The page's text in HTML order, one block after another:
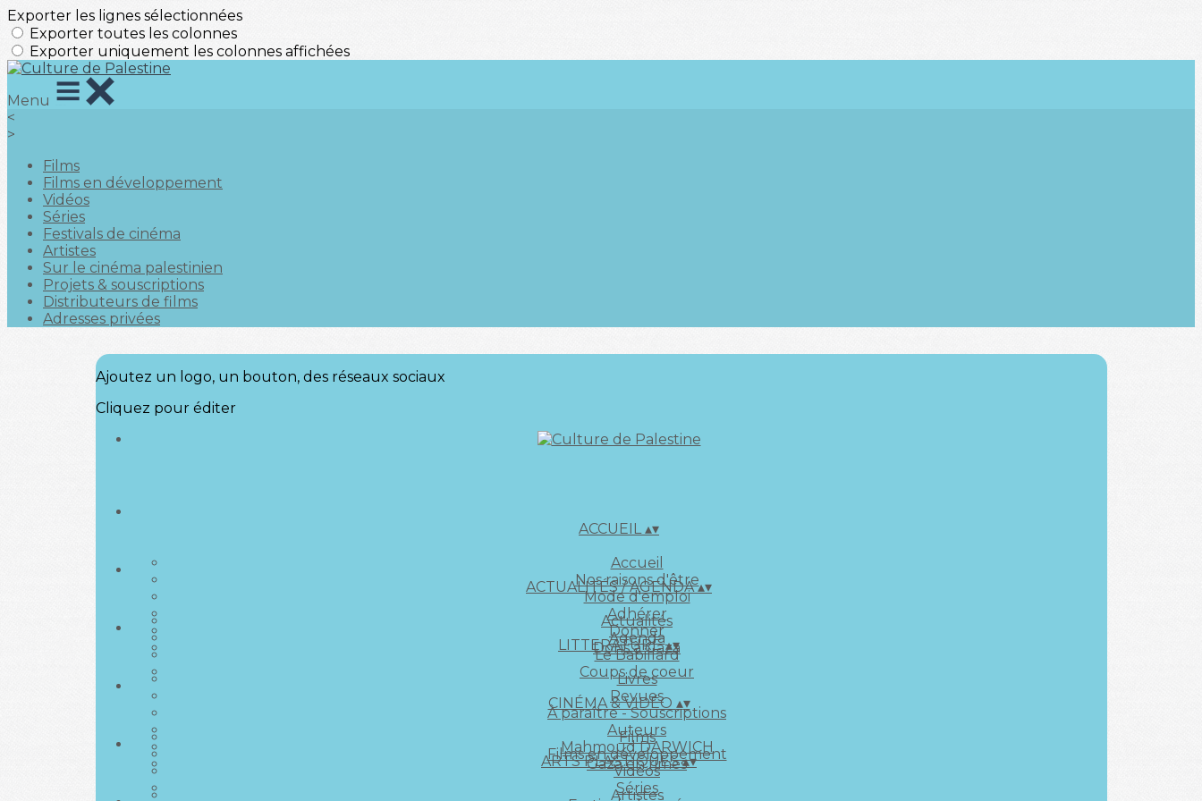
Exporter les lignes sélectionnées
Exporter toutes les colonnes
Exporter uniquement les colonnes affichées
Menu
<
>
Films
Films en développement
Vidéos
Séries
Festivals de cinéma
Artistes
Sur le cinéma palestinien
Projets & souscriptions
Distributeurs de films
Adresses privées
Ajoutez un logo, un bouton, des réseaux sociaux
Cliquez pour éditer
ACCUEIL▴▾
Accueil
Nos raisons d'être
Mode d'emploi
Adhérer
Donner
Dons à Gaza
ACTUALITÉS / AGENDA▴▾
Actualités
Agenda
Le Babillard
Coups de coeur
LITTERATURE▴▾
Livres
Revues
À paraître - Souscriptions
Auteurs
Mahmoud DARWICH
Gaza en rimes
CINÉMA & VIDÉO ▴▾
Films
Films en développement
Vidéos
Séries
ARTS PLASTIQUES▴▾
Artistes